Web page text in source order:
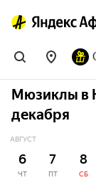
Мюзиклы в
декабря
АВГУСТ
6
ЧТ
7
ПТ
8
СБ